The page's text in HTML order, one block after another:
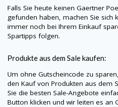
Falls Sie heute keinen Gaertner
gefunden haben, machen Sie sich
immer noch bei Ihrem Einkauf
Spartipps folgen.
Produkte aus dem Sale kaufen:
Um ohne Gutscheincode zu
den Kauf von Produkten aus dem
Sie die besten Sale-Angebote
Button klicken und wir leiten es an